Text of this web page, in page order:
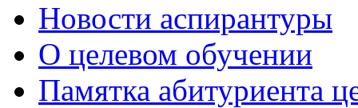
Новости аспирантуры
О целевом обучении
Памятка абитуриента